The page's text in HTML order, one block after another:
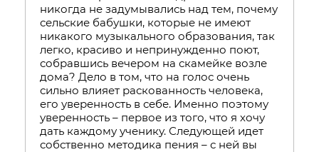
никогда не задумывались над тем, почему
сельские бабушки, которые не имеют
никакого музыкального образования, так
легко, красиво и непринужденно поют,
собравшись вечером на скамейке возле
дома? Дело в том, что на голос очень
сильно влияет раскованность человека,
его уверенность в себе. Именно поэтому
уверенность – первое из того, что я хочу
дать каждому ученику. Следующей идет
собственно методика пения – с ней вы